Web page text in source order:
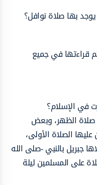
بها صلاة نوافل؟
قراءتها في جميع
في الإسلام؟
الظهر، وبعض
الصلاة الأولى،
جبريل بالنبي -صلى الله
على المسلمين ليلة